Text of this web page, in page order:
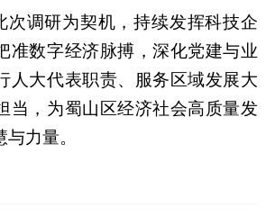
调研为契机，持续发挥科技企
准数字经济脉搏，深化党建与业
人大代表职责、服务区域发展大
当，为蜀山区经济社会高质量发
力量。